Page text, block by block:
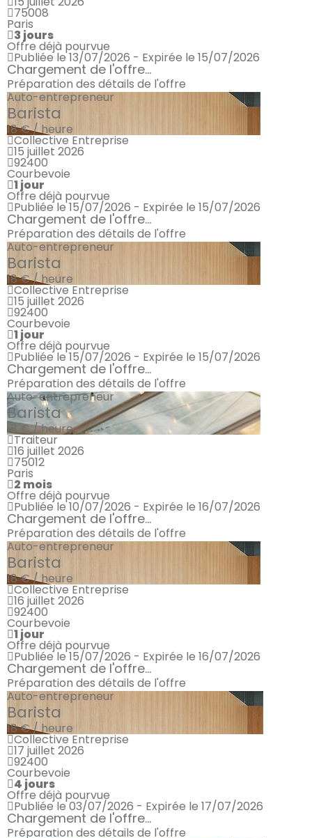
75008
Paris
3 jours
Offre déjà pourvue
Publiée le 13/07/2026 - Expirée le 15/07/2026
Chargement de l'offre...
Préparation des détails de l'offre
Auto-entrepreneur
Barista
18 € / heure
Collective Entreprise
15 juillet 2026
92400
Courbevoie
1 jour
Offre déjà pourvue
Publiée le 15/07/2026 - Expirée le 15/07/2026
Chargement de l'offre...
Préparation des détails de l'offre
Auto-entrepreneur
Barista
18 € / heure
Collective Entreprise
15 juillet 2026
92400
Courbevoie
1 jour
Offre déjà pourvue
Publiée le 15/07/2026 - Expirée le 15/07/2026
Chargement de l'offre...
Préparation des détails de l'offre
Auto-entrepreneur
Barista
18 € / heure
Traiteur
16 juillet 2026
75012
Paris
2 mois
Offre déjà pourvue
Publiée le 10/07/2026 - Expirée le 16/07/2026
Chargement de l'offre...
Préparation des détails de l'offre
Auto-entrepreneur
Barista
18 € / heure
Collective Entreprise
16 juillet 2026
92400
Courbevoie
1 jour
Offre déjà pourvue
Publiée le 15/07/2026 - Expirée le 16/07/2026
Chargement de l'offre...
Préparation des détails de l'offre
Auto-entrepreneur
Barista
18 € / heure
Collective Entreprise
17 juillet 2026
92400
Courbevoie
4 jours
Offre déjà pourvue
Publiée le 03/07/2026 - Expirée le 17/07/2026
Chargement de l'offre...
Préparation des détails de l'offre